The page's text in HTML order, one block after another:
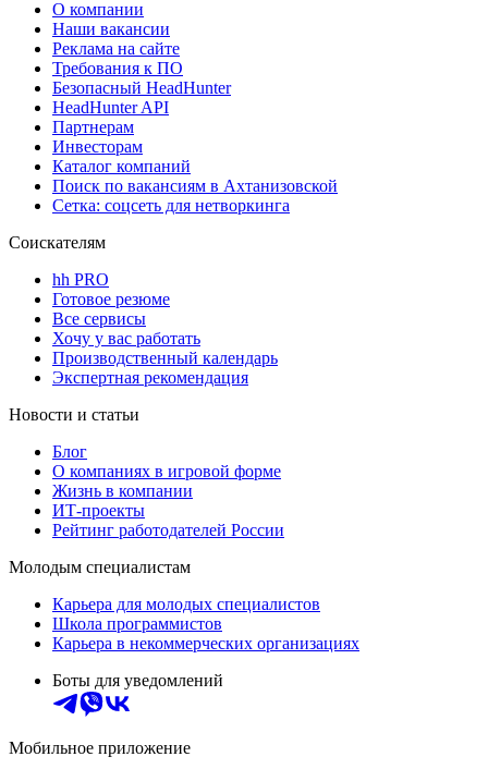
О компании
Наши вакансии
Реклама на сайте
Требования к ПО
Безопасный HeadHunter
HeadHunter API
Партнерам
Инвесторам
Каталог компаний
Поиск по вакансиям в Ахтанизовской
Сетка: соцсеть для нетворкинга
Соискателям
hh PRO
Готовое резюме
Все сервисы
Хочу у вас работать
Производственный календарь
Экспертная рекомендация
Новости и статьи
Блог
О компаниях в игровой форме
Жизнь в компании
ИТ-проекты
Рейтинг работодателей России
Молодым специалистам
Карьера для молодых специалистов
Школа программистов
Карьера в некоммерческих организациях
Боты для уведомлений
Мобильное приложение